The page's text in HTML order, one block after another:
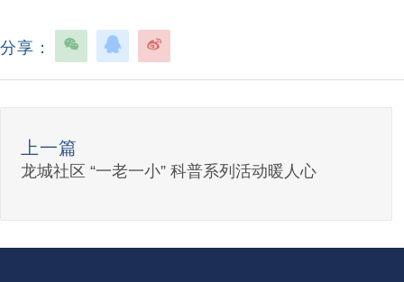
分享：
上一篇
龙城社区 “一老一小” 科普系列活动暖人心